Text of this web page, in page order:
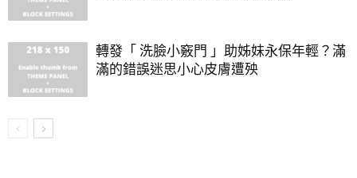
轉發「 洗臉小竅門 」助姊妹永保年輕？滿
滿的錯誤迷思小心皮膚遭殃